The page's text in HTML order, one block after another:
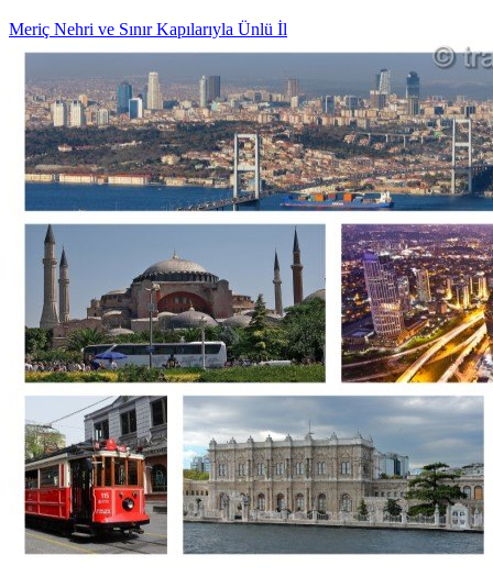
Meriç Nehri ve Sınır Kapılarıyla Ünlü İl